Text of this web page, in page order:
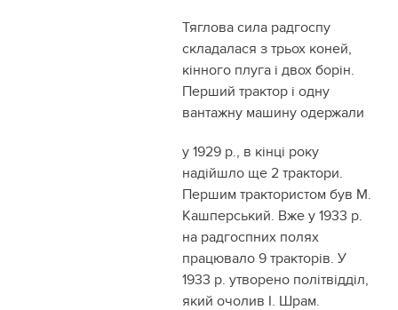
Тяглова сила радгоспу
складалася з трьох коней,
кінного плуга і двох борін.
Перший трактор і одну
вантажну машину одержали
у 1929 р., в кінці року
надійшло ще 2 трактори.
Першим трактористом був М.
Кашперський. Вже у 1933 р.
на радгоспних полях
працювало 9 тракторів. У
1933 р. утворено політвідділ,
який очолив І. Шрам.